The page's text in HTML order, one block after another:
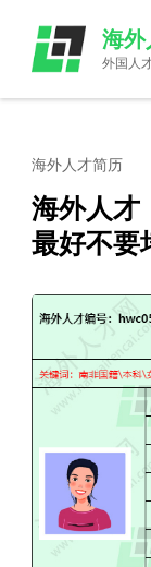
content
(Press
海外
外国人
海外人才简历
海外人才
最好不要